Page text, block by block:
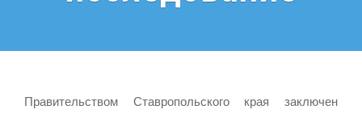
Правительством Ставропольского края заключен